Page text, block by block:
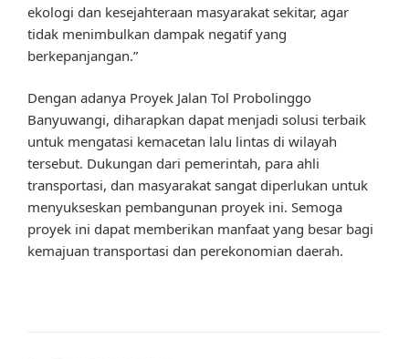
ekologi dan kesejahteraan masyarakat sekitar, agar
tidak menimbulkan dampak negatif yang
berkepanjangan.”
Dengan adanya Proyek Jalan Tol Probolinggo
Banyuwangi, diharapkan dapat menjadi solusi terbaik
untuk mengatasi kemacetan lalu lintas di wilayah
tersebut. Dukungan dari pemerintah, para ahli
transportasi, dan masyarakat sangat diperlukan untuk
menyukseskan pembangunan proyek ini. Semoga
proyek ini dapat memberikan manfaat yang besar bagi
kemajuan transportasi dan perekonomian daerah.